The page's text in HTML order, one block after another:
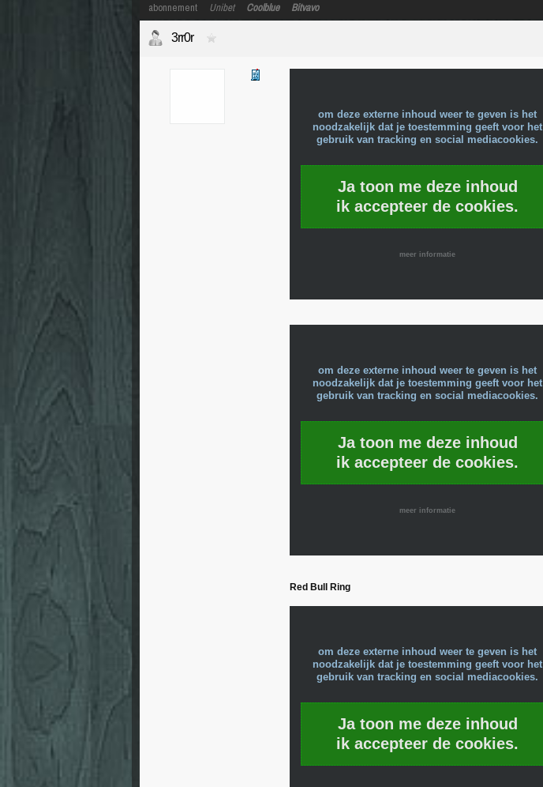
abonnement Unibet Coolblue Bitvavo
3rr0r
om deze externe inhoud weer te geven is het
noodzakelijk dat je toestemming geeft voor het
gebruik van tracking en social mediacookies.
Ja toon me deze inhoud
ik accepteer de cookies.
meer informatie
om deze externe inhoud weer te geven is het
noodzakelijk dat je toestemming geeft voor het
gebruik van tracking en social mediacookies.
Ja toon me deze inhoud
ik accepteer de cookies.
meer informatie
Red Bull Ring
om deze externe inhoud weer te geven is het
noodzakelijk dat je toestemming geeft voor het
gebruik van tracking en social mediacookies.
Ja toon me deze inhoud
ik accepteer de cookies.